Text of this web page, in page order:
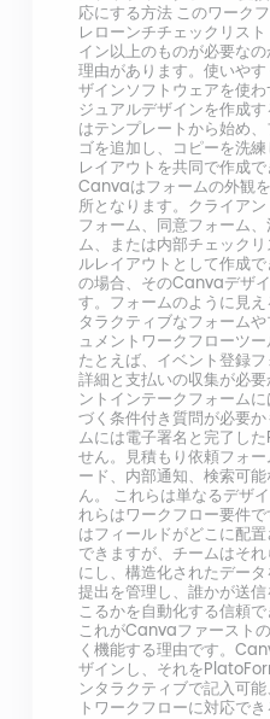
応にする方法 このワーク
レローンチチェックリス
イン以上のものが必要な
理由があります。使いや
ザインソフトウェアを使
ジュアルデザインを作成
はテンプレートから始め
ゴを追加し、コピーを洗
レイアウトを共同で作成で
Canvaはフォームの外観
所となります。クライア
フォーム、同意フォーム
ム、または内部チェック
ルレイアウトとして作成
の場合、そのCanvaデザ
す。フォームのように見
タラクティブなフォーム
ュメントワークフローツー
たとえば、イベント登録
詳細と支払いの収集が必
ントインテークフォーム
づく条件付き質問が必要
ムには電子署名と完了し
せん。見積もり依頼フォ
ード、内部通知、検索可
ん。 これらは単なるデザ
れらはワークフロー要件
はフィールドがどこに配
できますが、チームはそ
にし、構造化されたデータ
提出を管理し、誰かが送
こるかを自動化する信頼で
これがCanvaファースト
く機能する理由です。
ザインし、それを
ンタラクティブで記入可
トワークフローに対応でき